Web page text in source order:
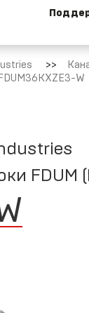
FDUM36KXZE3-W
FDUM